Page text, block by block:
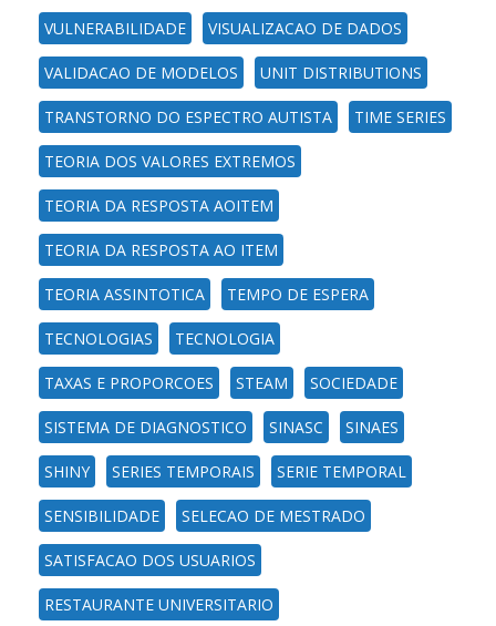
VULNERABILIDADE VISUALIZACAO DE DADOS
VALIDACAO DE MODELOS UNIT DISTRIBUTIONS
TRANSTORNO DO ESPECTRO AUTISTA TIME SERIES
TEORIA DOS VALORES EXTREMOS
TEORIA DA RESPOSTA AOITEM
TEORIA DA RESPOSTA AO ITEM
TEORIA ASSINTOTICA TEMPO DE ESPERA
TECNOLOGIAS TECNOLOGIA
TAXAS E PROPORCOES STEAM SOCIEDADE
SISTEMA DE DIAGNOSTICO SINASC SINAES
SHINY SERIES TEMPORAIS SERIE TEMPORAL
SENSIBILIDADE SELECAO DE MESTRADO
SATISFACAO DOS USUARIOS
RESTAURANTE UNIVERSITARIO